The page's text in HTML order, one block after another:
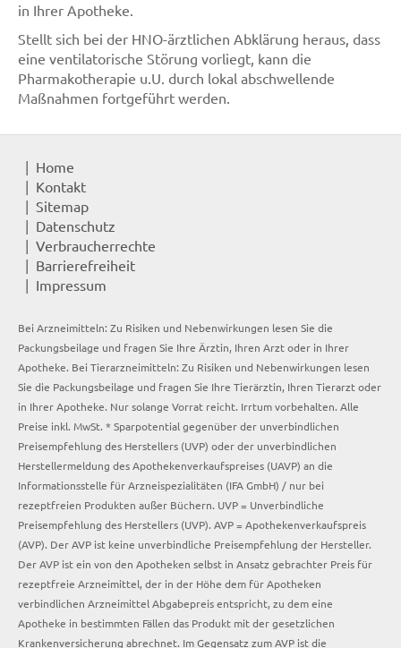
in Ihrer Apotheke.
Stellt sich bei der HNO-ärztlichen Abklärung heraus, dass
eine ventilatorische Störung vorliegt, kann die
Pharmakotherapie u.U. durch lokal abschwellende
Maßnahmen fortgeführt werden.
Home
Kontakt
Sitemap
Datenschutz
Verbraucherrechte
Barrierefreiheit
Impressum
Bei Arzneimitteln: Zu Risiken und Nebenwirkungen lesen Sie die
Packungsbeilage und fragen Sie Ihre Ärztin, Ihren Arzt oder in Ihrer
Apotheke. Bei Tierarzneimitteln: Zu Risiken und Nebenwirkungen lesen
Sie die Packungsbeilage und fragen Sie Ihre Tierärztin, Ihren Tierarzt oder
in Ihrer Apotheke. Nur solange Vorrat reicht. Irrtum vorbehalten. Alle
Preise inkl. MwSt. * Sparpotential gegenüber der unverbindlichen
Preisempfehlung des Herstellers (UVP) oder der unverbindlichen
Herstellermeldung des Apothekenverkaufspreises (UAVP) an die
Informationsstelle für Arzneispezialitäten (IFA GmbH) / nur bei
rezeptfreien Produkten außer Büchern. UVP = Unverbindliche
Preisempfehlung des Herstellers (UVP). AVP = Apothekenverkaufspreis
(AVP). Der AVP ist keine unverbindliche Preisempfehlung der Hersteller.
Der AVP ist ein von den Apotheken selbst in Ansatz gebrachter Preis für
rezeptfreie Arzneimittel, der in der Höhe dem für Apotheken
verbindlichen Arzneimittel Abgabepreis entspricht, zu dem eine
Apotheke in bestimmten Fällen das Produkt mit der gesetzlichen
Krankenversicherung abrechnet. Im Gegensatz zum AVP ist die